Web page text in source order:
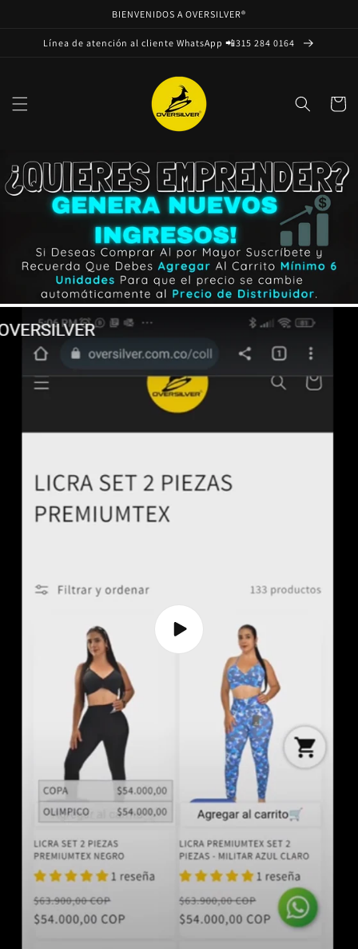
BIENVENIDOS A OVERSILVER®
Línea de atención al cliente WhatsApp 📲315 284 0164
Carrito